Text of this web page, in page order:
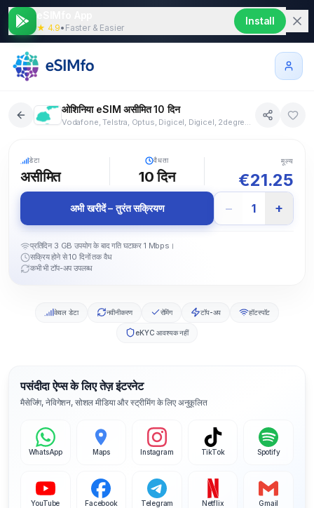
★ 4.9• Faster & Easier
Install
ओशिनिया eSIM असीमित 10 दिन
Vodafone, Telstra, Optus, Digicel, Digicel, 2degrees, One NZ, Spark, Digicel, Digicel, Digicel, Digicel
डेटा
असीमित
वैधता
10 दिन
मूल्य
€21.25
अभी खरीदें – तुरंत सक्रियण − 1 +
प्रतिदिन 3 GB उपयोग के बाद गति घटाकर 1 Mbps।
सक्रिय होने से 10 दिनों तक वैध
कभी भी टॉप-अप उपलब्ध
केवल डेटा नवीनीकरण रोमिंग टॉप-अप हॉटस्पॉट
eKYC आवश्यक नहीं
पसंदीदा ऐप्स के लिए तेज़ इंटरनेट
मैसेजिंग, नेविगेशन, सोशल मीडिया और स्ट्रीमिंग के लिए अनुकूलित
WhatsApp Maps Instagram TikTok Spotify
YouTube Facebook Telegram Netflix Gmail